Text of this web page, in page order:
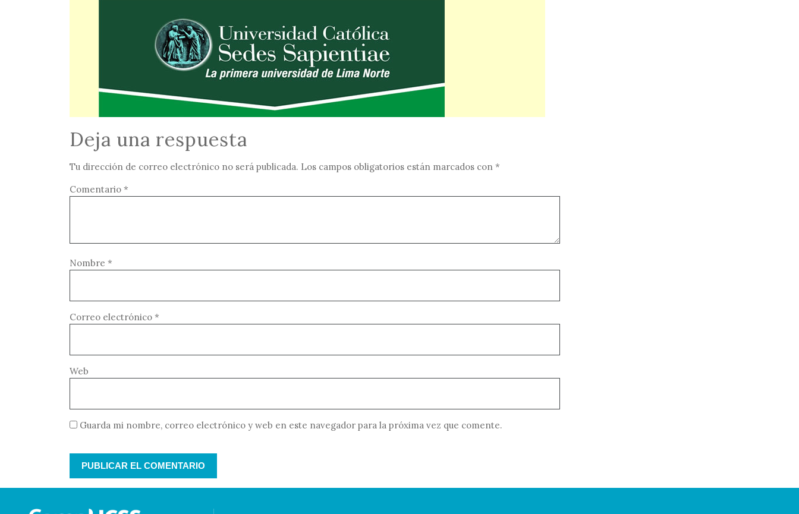
Deja una respuesta
Tu dirección de correo electrónico no será publicada. Los campos obligatorios están marcados con *
Comentario *
Nombre *
Correo electrónico *
Web
Guarda mi nombre, correo electrónico y web en este navegador para la próxima vez que comente.